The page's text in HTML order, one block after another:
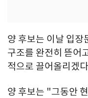
양 후보는 이날 입장
구조를 완전히 뜯어
적으로 끌어올리겠
양 후보는 "그동안